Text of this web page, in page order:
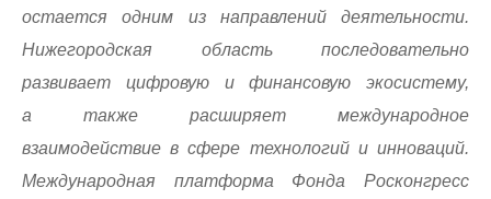
остается одним из направлений деятельности.
Нижегородская область последовательно
развивает цифровую и финансовую экосистему,
а также расширяет международное
взаимодействие в сфере технологий и инноваций.
Международная платформа Фонда Росконгресс